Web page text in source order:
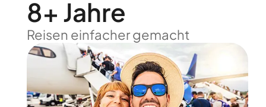
8+ Jahre
Reisen einfacher gemacht